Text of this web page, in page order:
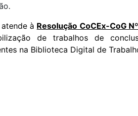
à Resolução CoCEx-CoG
de trabalhos de
na Biblioteca Digital de